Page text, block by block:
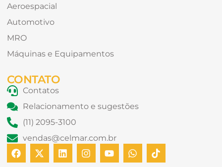
Aeroespacial
Automotivo
MRO
Máquinas e Equipamentos
CONTATO
Contatos
Relacionamento e sugestões
(11) 2095-3100
vendas@celmar.com.br
F
a
X
-
L
i
I
n
Y
o
W
h
T
i